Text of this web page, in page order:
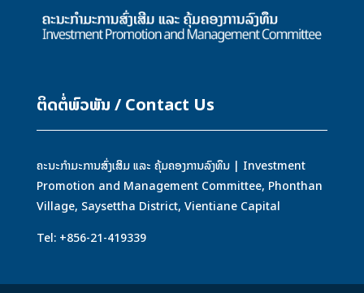
ຕິດຕໍ່ພົວພັນ / Contact Us
ຄະນະກຳມະການສົ່ງເສິມ ແລະ ຄຸ້ມຄອງການລົງທຶນ | Investment
Promotion and Management Committee, Phonthan
Village, Saysettha District, Vientiane Capital
Tel: +856-21-419339